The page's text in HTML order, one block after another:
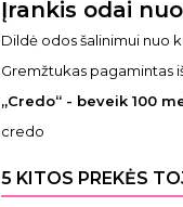
Įrankis odai
Dildė odos šalinimui nuo
Gremžtukas pagamintas
„Credo“ - beveik 100
credo
5 KITOS PREKĖS